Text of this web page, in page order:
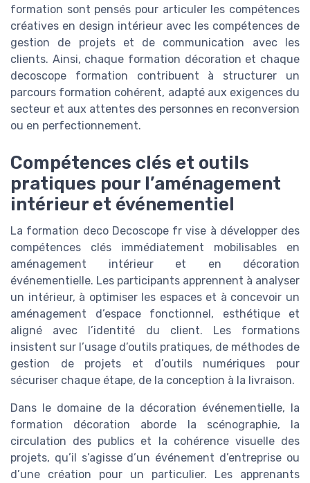
formation sont pensés pour articuler les compétences
créatives en design intérieur avec les compétences de
gestion de projets et de communication avec les
clients. Ainsi, chaque formation décoration et chaque
decoscope formation contribuent à structurer un
parcours formation cohérent, adapté aux exigences du
secteur et aux attentes des personnes en reconversion
ou en perfectionnement.
Compétences clés et outils
pratiques pour l’aménagement
intérieur et événementiel
La formation deco Decoscope fr vise à développer des
compétences clés immédiatement mobilisables en
aménagement intérieur et en décoration
événementielle. Les participants apprennent à analyser
un intérieur, à optimiser les espaces et à concevoir un
aménagement d’espace fonctionnel, esthétique et
aligné avec l’identité du client. Les formations
insistent sur l’usage d’outils pratiques, de méthodes de
gestion de projets et d’outils numériques pour
sécuriser chaque étape, de la conception à la livraison.
Dans le domaine de la décoration événementielle, la
formation décoration aborde la scénographie, la
circulation des publics et la cohérence visuelle des
projets, qu’il s’agisse d’un événement d’entreprise ou
d’une création pour un particulier. Les apprenants